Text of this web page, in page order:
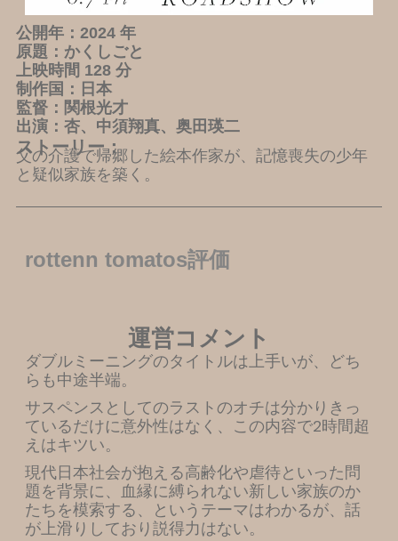
公開年：2024 年
原題：かくしごと
上映時間 128 分
制作国：日本
監督：関根光才
出演：杏、中須翔真、奥田瑛二
ストーリー：
父の介護で帰郷した絵本作家が、記憶喪失の少年
と疑似家族を築く。
rottenn tomatos評価
運営コメント
ダブルミーニングのタイトルは上手いが、どち
らも中途半端。
サスペンスとしてのラストのオチは分かりきっ
ているだけに意外性はなく、この内容で2時間超
えはキツい。
現代日本社会が抱える高齢化や虐待といった問
題を背景に、血縁に縛られない新しい家族のか
たちを模索する、というテーマはわかるが、話
が上滑りしており説得力はない。